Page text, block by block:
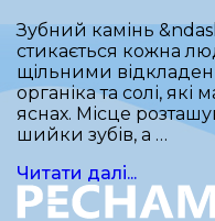
Зубний камінь
стикається кожна
щільними
органіка та солі,
яснах. Місце
шийки зубів, а …
Читати далі...